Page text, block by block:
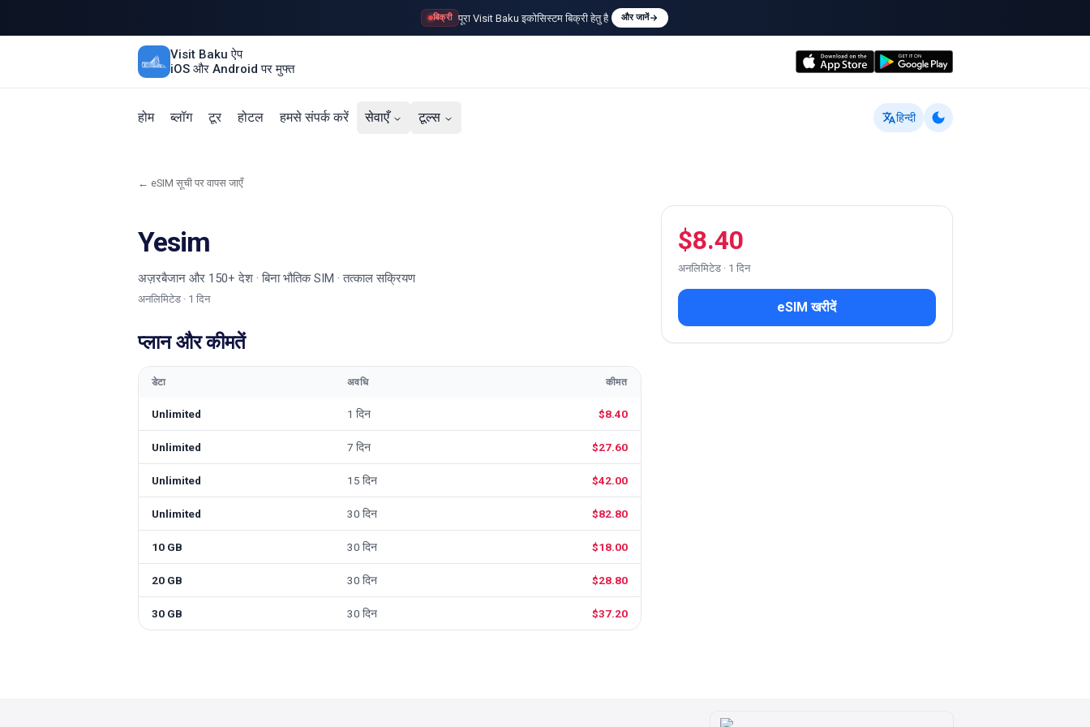
बिक्री पूरा Visit Baku इकोसिस्टम बिक्री हेतु है और जानें
Visit Baku ऐप
iOS और Android पर मुफ्त
होम ब्लॉग टूर होटल हमसे संपर्क करें सेवाएँ टूल्स हिन्दी
← eSIM सूची पर वापस जाएँ
Yesim
अज़रबैजान और 150+ देश · बिना भौतिक SIM · तत्काल सक्रियण
अनलिमिटेड · 1 दिन
प्लान और कीमतें
डेटा अवधि कीमत
Unlimited 1 दिन $8.40
Unlimited 7 दिन $27.60
Unlimited 15 दिन $42.00
Unlimited 30 दिन $82.80
10 GB 30 दिन $18.00
20 GB 30 दिन $28.80
30 GB 30 दिन $37.20
$8.40
अनलिमिटेड · 1 दिन
eSIM खरीदें